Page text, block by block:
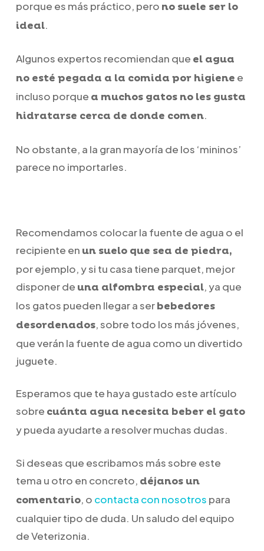
porque es más práctico, pero no suele ser lo
ideal.
Algunos expertos recomiendan que el agua
no esté pegada a la comida por higiene e
incluso porque a muchos gatos no les gusta
hidratarse cerca de donde comen.
No obstante, a la gran mayoría de los ‘mininos’
parece no importarles.
Recomendamos colocar la fuente de agua o el
recipiente en un suelo que sea de piedra,
por ejemplo, y si tu casa tiene parquet, mejor
disponer de una alfombra especial, ya que
los gatos pueden llegar a serbebedores
desordenados, sobre todo los más jóvenes,
que verán la fuente de agua como un divertido
juguete.
Esperamos que te haya gustado este artículo
sobre cuánta agua necesita beber el gato
y pueda ayudarte a resolver muchas dudas.
Si deseas que escribamos más sobre este
tema u otro en concreto, déjanos un
comentario, o contacta con nosotros para
cualquier tipo de duda. Un saludo del equipo
de Veterizonia.